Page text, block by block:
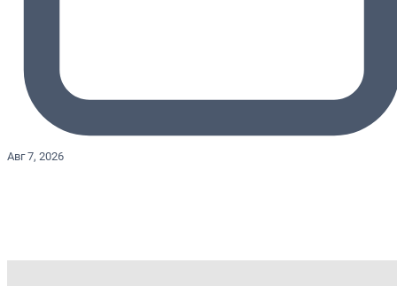
Авг 7, 2026